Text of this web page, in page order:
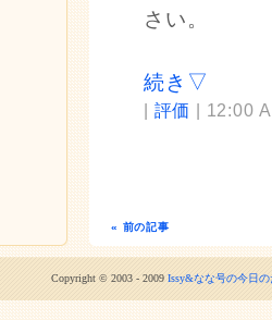
さい。
続き▽
| 評価 | 12:00
« 前の記事
Copyright © 2003 - 2009 Issy&なな号の今日